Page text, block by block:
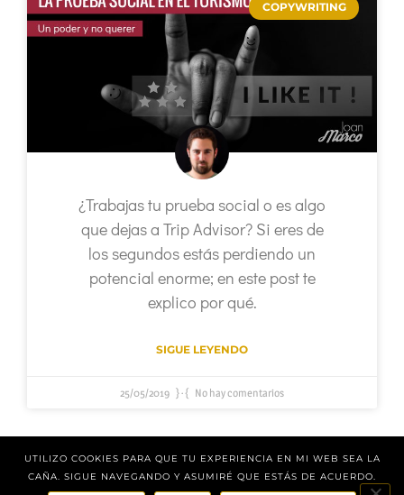
COPYWRITING
¿Trabajas tu prueba social o es algo
que dejas a Trip Advisor? Si eres de
los segundos estás perdiendo un
potencial enorme; en este post te
explico por qué.
SIGUE LEYENDO
25/05/2019 No hay comentarios
UTILIZO COOKIES PARA QUE TU EXPERIENCIA EN MI WEB SEA LA
CAÑA. SIGUE NAVEGANDO Y ASUMIRÉ QUE ESTÁS DE ACUERDO.